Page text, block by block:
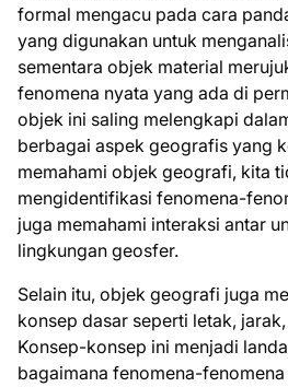
formal mengacu pada cara
yang digunakan untuk
sementara objek material
fenomena nyata yang ada di
objek ini saling melengkapi
berbagai aspek geografis yang
memahami objek geografi, kita
mengidentifikasi fenomena-
juga memahami interaksi antar
lingkungan geosfer.
Selain itu, objek geografi juga
konsep dasar seperti letak,
Konsep-konsep ini menjadi
bagaimana fenomena-